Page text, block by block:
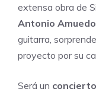
extensa obra de
Antonio Amuedo
guitarra,
proyecto por su
Será un